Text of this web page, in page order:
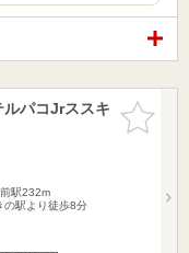
お気に入
りに追加
パコJrススキ
駅232m
の駅より徒歩8分